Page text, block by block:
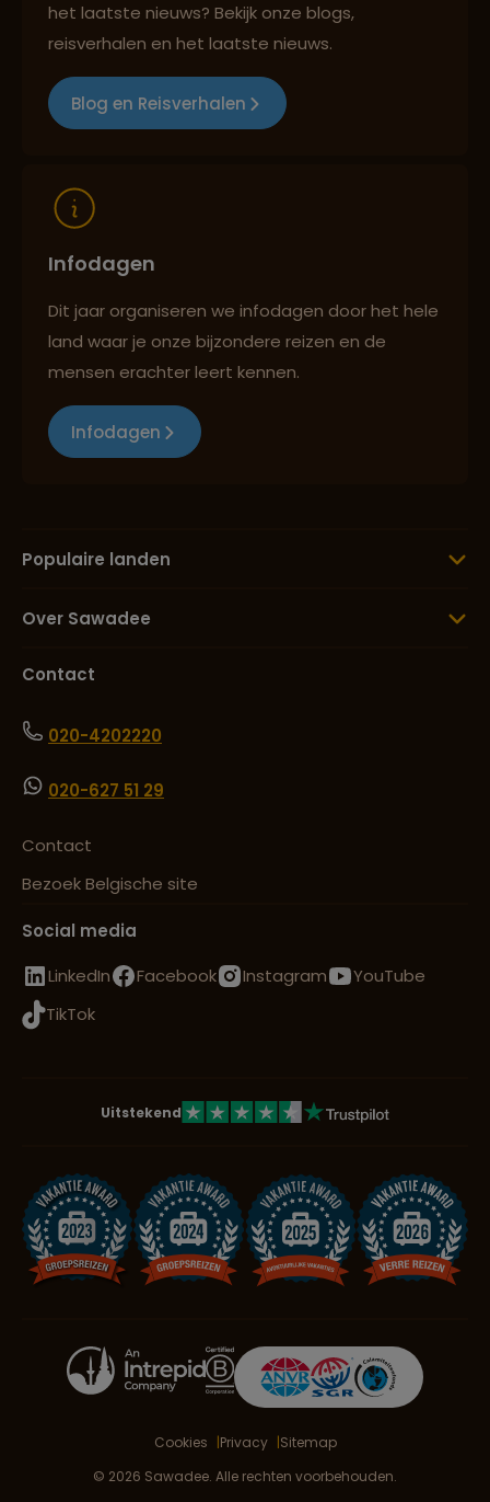
Best beoordeelde reisroutes
het laatste nieuws? Bekijk onze blogs,
reisverhalen en het laatste nieuws.
Blog en Reisverhalen
Infodagen
Dit jaar organiseren we infodagen door het hele
land waar je onze bijzondere reizen en de
mensen erachter leert kennen.
Infodagen
Populaire landen
Over Sawadee
Contact
020-4202220
020-627 51 29
Contact
Bezoek Belgische site
Social media
LinkedIn
Facebook Instagram
YouTube
TikTok
Uitstekend
Cookies Privacy
Sitemap
© 2026 Sawadee. Alle rechten voorbehouden.